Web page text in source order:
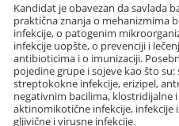
Kandidat je obavezan da savlada
praktična znanja o mehanizmima
infekcije, o patogenim
infekcije uopšte, o prevenciji i
antibioticima i o imunizaciji.
pojedine grupe i sojeve kao što
streptokokne infekcije, erizipel,
negativnim bacilima, klostridijalne
aktinomikotične infekcije,
gljivične i virusne infekcije.